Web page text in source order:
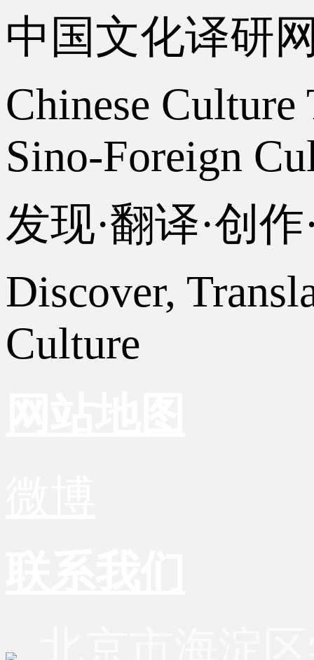
中国文化译研
Chinese
Sino-Foreign
发现·翻译·创
Discover,
Culture